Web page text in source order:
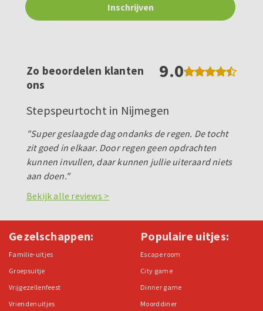
Zo beoordelen klanten
ons
9.0
Stepspeurtocht in Nijmegen
"Super geslaagde dag ondanks de regen. De tocht
zit goed in elkaar. Door regen geen opdrachten
kunnen invullen, daar kunnen jullie uiteraard niets
aan doen."
Bekijk alle reviews >
Gezelschappen:
Familie-uitjes
Groepsuitje
Vrijgezellenfeest
Vriendenuitjes
Populaire uitjes:
Escape room
City game
Dinner game
Moorddiner